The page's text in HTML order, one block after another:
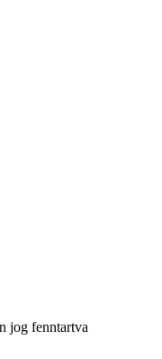
jog fenntartva